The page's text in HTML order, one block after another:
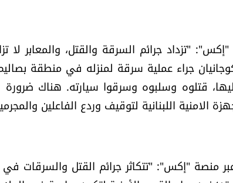
"تزداد جرائم السرقة والقتل، والمعابر لا
جراء عملية سرقة لمنزله في منطقة
قتلوه وسلبوه وسرقوا سيارته. هناك ضرورة
الامنية اللبنانية لتوقيف وردع الفاعلين
منصة "إكس": "تتكاثر جرائم القتل والسرقات